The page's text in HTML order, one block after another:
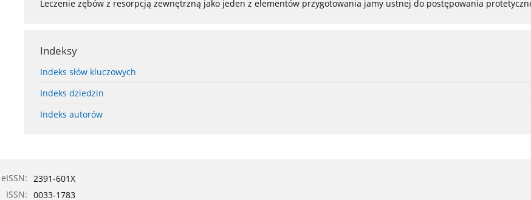
Leczenie zębów z resorpcją zewnętrzną jako jeden z elementów przygotowania jamy ustnej do postępowania
Indeksy
Indeks słów kluczowych
Indeks dziedzin
Indeks autorów
eISSN: 2391-601X
ISSN: 0033-1783